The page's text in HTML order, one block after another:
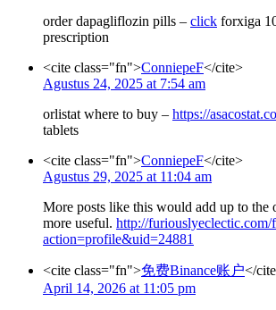
order dapagliflozin pills – click forxiga
prescription
<cite class="fn">ConniepeF</cite>
Agustus 24, 2025 at 7:54 am
orlistat where to buy – https://
tablets
<cite class="fn">ConniepeF</cite>
Agustus 29, 2025 at 11:04 am
More posts like this would add up to the
more useful. http://furiouslyeclectic.com/
action=profile&uid=24881
<cite class="fn">免费Binance账户</
April 14, 2026 at 11:05 pm